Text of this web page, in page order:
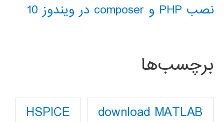
نصب PHP و composer در ویندوز 10
برچسب‌ها
download MATLAB
HSPICE